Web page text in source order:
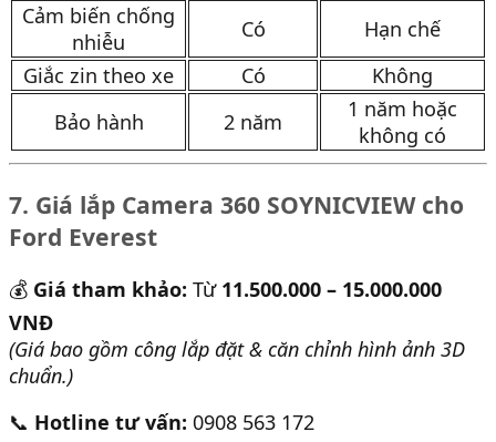
Cảm biến chống
nhiễu
Có
Hạn chế
Giắc zin theo xe
Có
Không
Bảo hành
2 năm
1 năm hoặc
không có
7. Giá lắp Camera 360 SOYNICVIEW cho
Ford Everest
💰 Giá tham khảo: Từ 11.500.000 – 15.000.000
VNĐ
(Giá bao gồm công lắp đặt & căn chỉnh hình ảnh 3D
chuẩn.)
📞 Hotline tư vấn: 0908 563 172